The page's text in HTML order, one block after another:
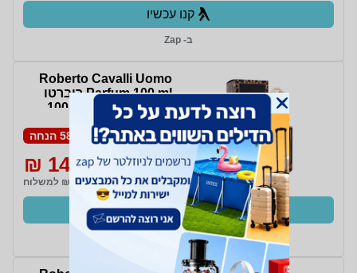
קנו עכשיו
ב- Zap
Roberto Cavalli Uomo
Parfum 100 ml רוברטו
קוולי אומו פרפיום 100
מ"ל
58% הנחה
350 ₪
144 ₪
₪19 למשלוח
קנו עכשיו
ב- Zap